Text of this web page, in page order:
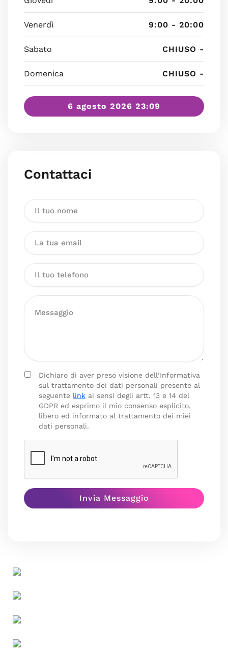
Venerdì 9:00 - 20:00
Sabato CHIUSO -
Domenica CHIUSO -
6 agosto 2026 23:09
Contattaci
Dichiaro di aver preso visione dell’Informativa
sul trattamento dei dati personali presente al
seguente link ai sensi degli artt. 13 e 14 del
GDPR ed esprimo il mio consenso esplicito,
libero ed informato al trattamento dei miei
dati personali.